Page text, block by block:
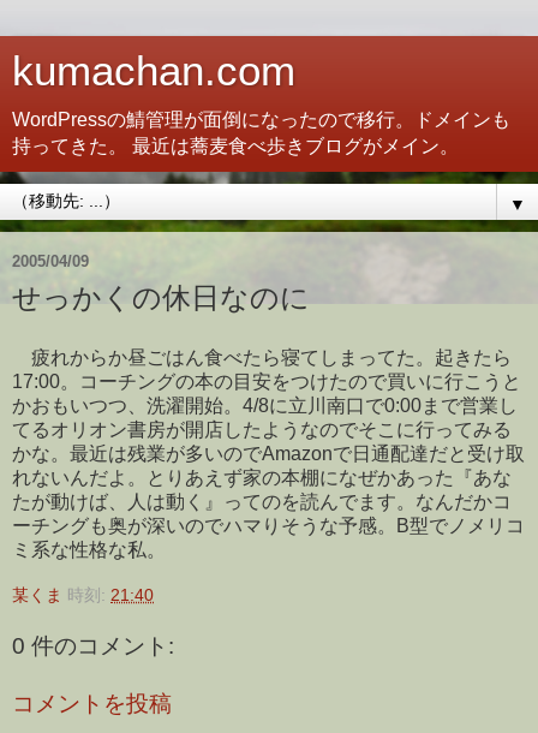
kumachan.com
WordPressの鯖管理が面倒になったので移行。ドメインも
持ってきた。 最近は蕎麦食べ歩きブログがメイン。
▼
2005/04/09
せっかくの休日なのに
疲れからか昼ごはん食べたら寝てしまってた。起きたら
17:00。コーチングの本の目安をつけたので買いに行こうと
かおもいつつ、洗濯開始。4/8に立川南口で0:00まで営業し
てるオリオン書房が開店したようなのでそこに行ってみる
かな。最近は残業が多いのでAmazonで日通配達だと受け取
れないんだよ。とりあえず家の本棚になぜかあった『あな
たが動けば、人は動く』ってのを読んでます。なんだかコ
ーチングも奥が深いのでハマりそうな予感。B型でノメリコ
ミ系な性格な私。
某くま 時刻: 21:40
0 件のコメント:
コメントを投稿